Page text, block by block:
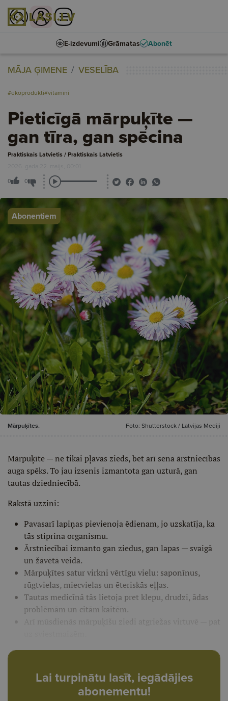
E-izdevumi Grāmatas Abonēt
MĀJA ĢIMENE VESELĪBA
#ekoprodukti#vitamīni
Pieticīgā mārpuķīte —
gan tīra, gan spēcina
Praktiskais Latvietis / Praktiskais Latvietis
2026. gada 22. maijs, 00:01
0 0
Abonentiem
Mārpuķītes. Foto: Shutterstock / Latvijas Mediji
Mārpuķīte — ne tikai pļavas zieds, bet arī sena ārstniecības
auga spēks. To jau izsenis izmantota gan uzturā, gan
tautas dziedniecībā.
Rakstā uzzini:
Pavasarī lapiņas pievienoja ēdienam, jo uzskatīja, ka
tās stiprina organismu.
Ārstniecībai izmanto gan ziedus, gan lapas — svaigā
un žāvētā veidā.
Mārpuķītes satur virkni vērtīgu vielu: saponīnus,
rūgtvielas, miecvielas un ēteriskās eļļas.
Tautas medicīnā tās lietoja pret klepu, drudzi, ādas
problēmām un citām kaitēm.
Arī mūsdienās mārpuķīšu ziedi atgriežas virtuvē — pat
Lai turpinātu lasīt, iegādājies
abonementu!